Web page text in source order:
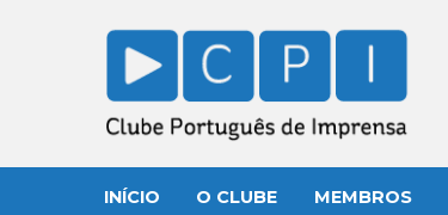
INÍCIO O CLUBE MEMBROS